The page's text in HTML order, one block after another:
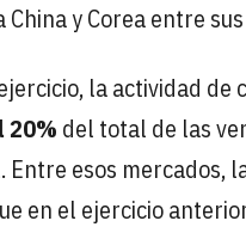
China y Corea entre
la actividad
20% del total de las
esos mercados,
en el ejercicio